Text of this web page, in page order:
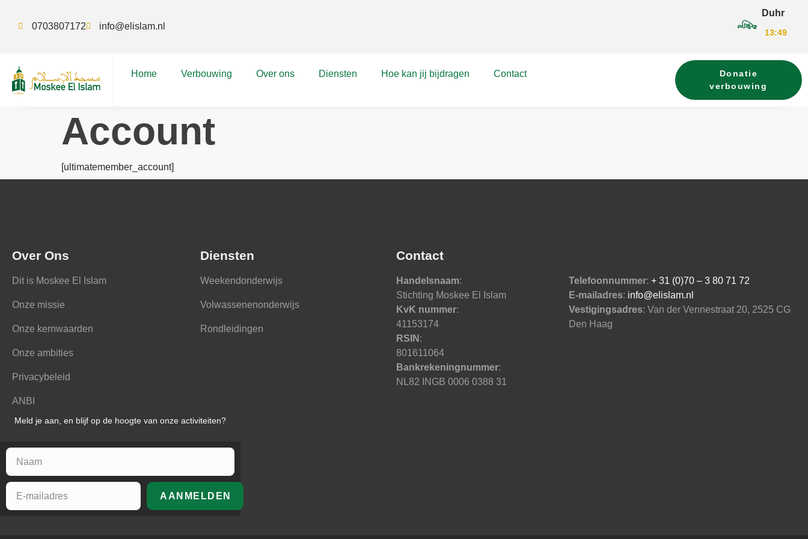
0703807172 info@elislam.nl
Duhr
13:49
Home Verbouwing Over ons Diensten Hoe kan jij bijdragen Contact
Donatie
verbouwing
Account
[ultimatemember_account]
Over Ons
Dit is Moskee El Islam
Onze missie
Onze kernwaarden
Onze ambities
Privacybeleid
ANBI
Diensten
Weekendonderwijs
Volwassenenonderwijs
Rondleidingen
Contact
Handelsnaam:
Stichting Moskee El Islam
KvK nummer:
41153174
RSIN :
801611064
Bankrekeningnummer:
NL82 INGB 0006 0388 31
Telefoonnummer: + 31 (0)70 – 3 80 71 72
E-mailadres: info@elislam.nl
Vestigingsadres: Van der Vennestraat 20, 2525 CG
Den Haag
Meld je aan, en blijf op de hoogte van onze activiteiten?
AANMELDEN